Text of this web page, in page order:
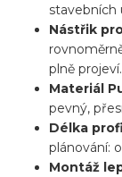
stavebních
Nástřik
plně projeví.
Materiál
pevný,
Délka
plánování:
Montáž